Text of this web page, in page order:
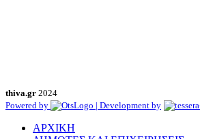
thiva.gr 2024
Powered by
| Development by
ΑΡΧΙΚΗ